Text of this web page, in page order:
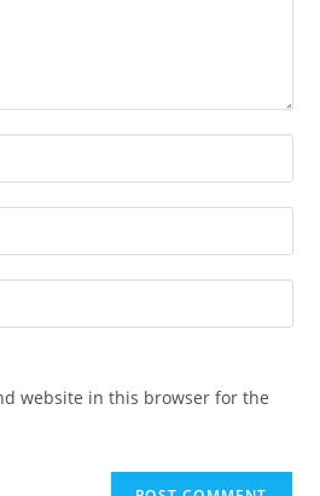
website in this browser for the